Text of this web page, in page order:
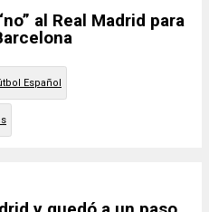
al Real Madrid para
Español